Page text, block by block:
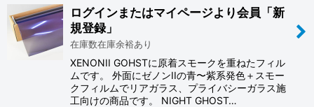
ログインまたはマイページより会員「新
規登録」
在庫数在庫余裕あり
XENONII GOHSTに原着スモークを重ねたフィル
ムです。 外面にゼノンIIの青〜紫系発色＋スモー
クフィルムでリアガラス、プライバシーガラス施
工向けの商品です。 NIGHT GHOST…